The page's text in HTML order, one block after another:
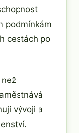
podmínkám
cestách po
než
vývoji a